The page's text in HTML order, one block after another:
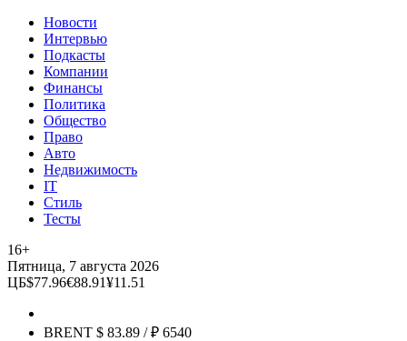
Новости
Интервью
Подкасты
Компании
Финансы
Политика
Общество
Право
Авто
Недвижимость
IT
Стиль
Тесты
16+
Пятница, 7 августа 2026
ЦБ$77.96€88.91¥11.51
BRENT $ 83.89 / ₽ 6540